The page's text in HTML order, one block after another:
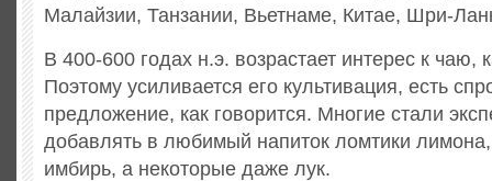
Малайзии, Танзании, Вьетнаме, Китае, Шри-
В 400-600 годах н.э. возрастает интерес к чаю,
Поэтому усиливается его культивация, есть
предложение, как говорится. Многие стали
добавлять в любимый напиток ломтики
имбирь, а некоторые даже лук.